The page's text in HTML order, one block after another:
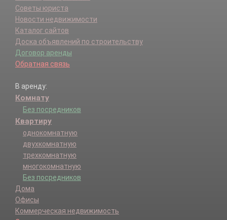
Советы юриста
Новости недвижимости
Каталог сайтов
Доска объявлений по строительству
Договор аренды
Обратная связь
В аренду:
Комнату
Без посредников
Квартиру
однокомнатную
двухкомнатную
трехкомнатную
многокомнатную
Без посредников
Дома
Офисы
Коммерческая недвижимость